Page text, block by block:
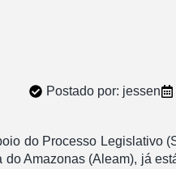
Postado por: jessen
do Processo Legislativo
Amazonas (Aleam), já